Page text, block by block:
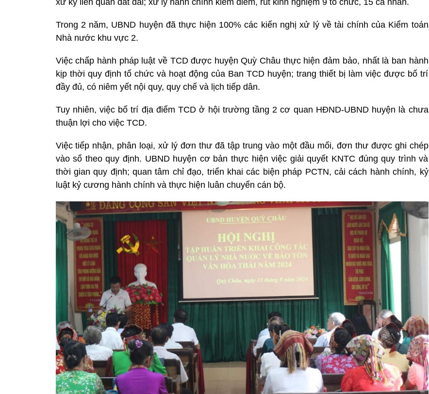
xử ký liên quan đất đai; xử lý hành chính kiểm điểm, rút kinh nghiệm 9 tổ chức, 15 cá nhân.
Trong 2 năm, UBND huyện đã thực hiện 100% các kiến nghị xử lý về tài chính của Kiểm toán
Nhà nước khu vực 2.
Việc chấp hành pháp luật về TCD được huyện Quỳ Châu thực hiện đảm bảo, nhất là ban hành
kịp thời quy định tổ chức và hoạt động của Ban TCD huyện; trang thiết bị làm việc được bố trí
đầy đủ, có niêm yết nội quy, quy chế và lịch tiếp dân.
Tuy nhiên, việc bố trí địa điểm TCD ở hội trường tầng 2 cơ quan HĐND-UBND huyện là chưa
thuận lợi cho việc TCD.
Việc tiếp nhận, phân loại, xử lý đơn thư đã tập trung vào một đầu mối, đơn thư được ghi chép
vào sổ theo quy định. UBND huyện cơ bản thực hiện việc giải quyết KNTC đúng quy trình và
thời gian quy định; quan tâm chỉ đạo, triển khai các biện pháp PCTN, cải cách hành chính, kỷ
luật kỷ cương hành chính và thực hiện luân chuyển cán bộ.